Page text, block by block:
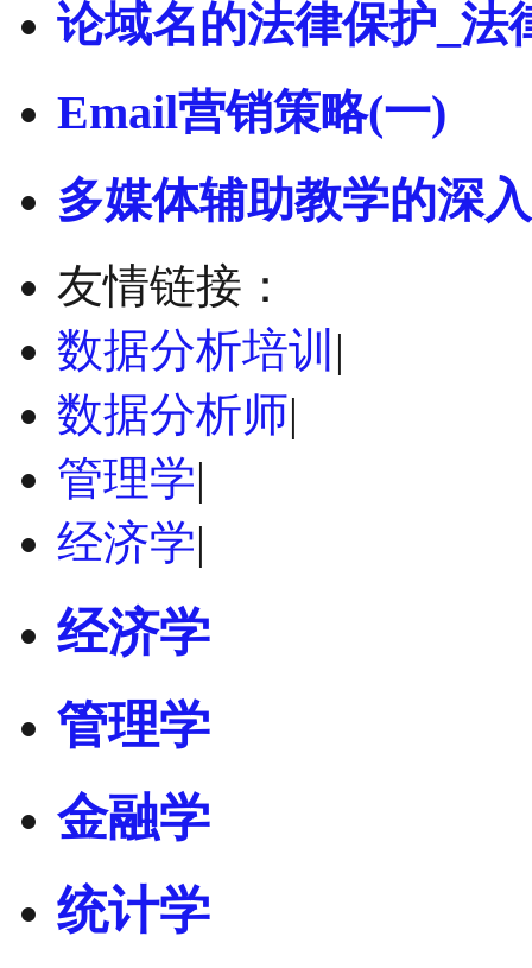
论域名的法律保护_法
Email营销策略(一)
多媒体辅助教学的深
友情链接：
数据分析培训 |
数据分析师|
管理学|
经济学|
经济学
管理学
金融学
统计学